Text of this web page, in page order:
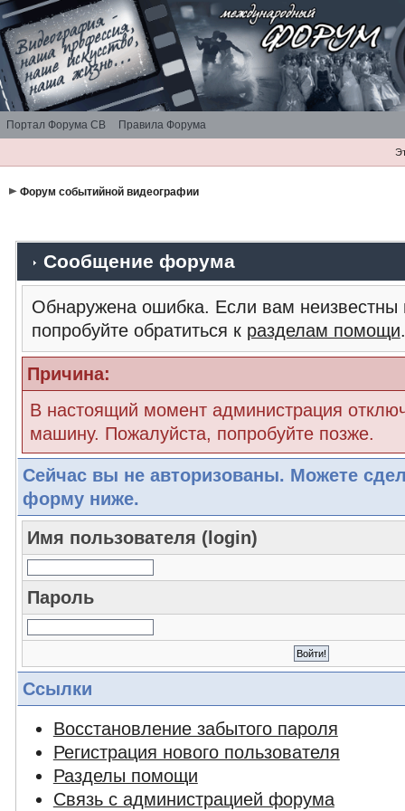
Портал Форума СВ Правила Форума
Форум событийной видеографии
Сообщение форума
Обнаружена ошибка. Если вам
попробуйте обратиться к разделам помощи.
Причина:
В настоящий момент администрация
машину. Пожалуйста, попробуйте позже.
Сейчас вы не авторизованы. Можете
форму ниже.
Имя пользователя (login)
Пароль
Ссылки
Восстановление забытого пароля
Регистрация нового пользователя
Разделы помощи
Связь с администрацией форума